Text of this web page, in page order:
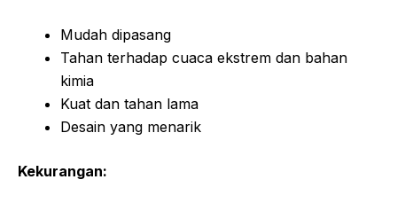
Mudah dipasang
Tahan terhadap cuaca ekstrem dan bahan
kimia
Kuat dan tahan lama
Desain yang menarik
Kekurangan: